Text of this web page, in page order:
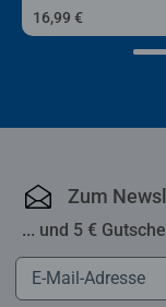
16,99 €
Zum
... und 5 €